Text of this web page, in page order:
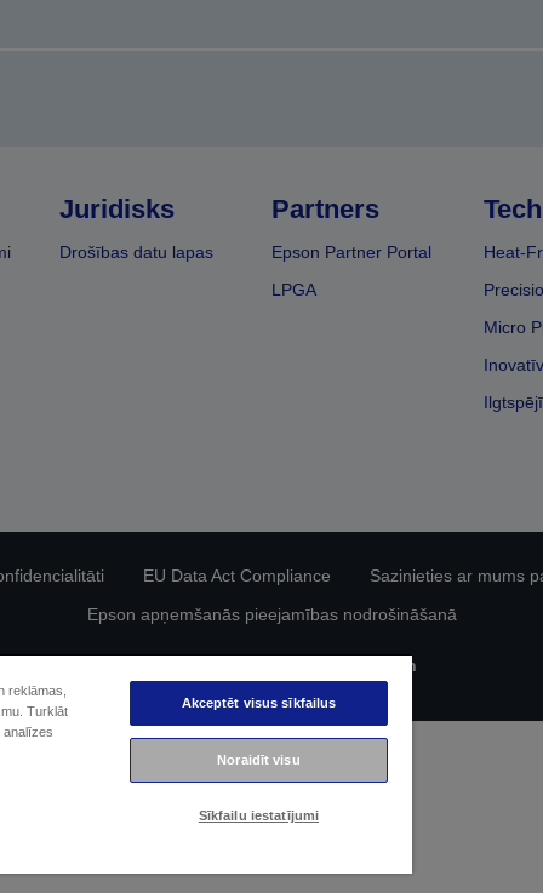
Juridisks
Drošības datu lapas
Partners
Epson Partner Portal
LPGA
Heat-
Micro
EU Data Act Compliance
Sazinieties ar mums
Epson apņemšanās pieejamības nodrošināšanā
Autortiesības (c) 2026 Seiko Epson
reklāmas,
Turklāt
analīzes
Akceptēt visus sīkfailus
Noraidīt visu
Sīkfailu iestatījumi